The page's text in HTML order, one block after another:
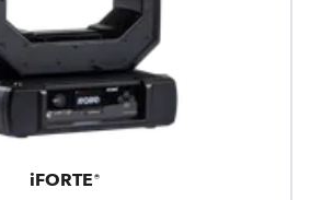
iFORTE®